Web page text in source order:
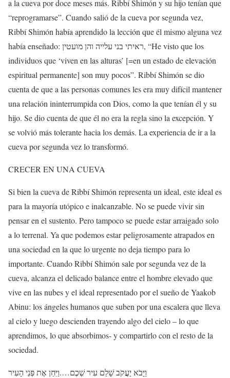
a la cueva por doce meses más. Ribbí Shimón y su hijo tenían que
“reprogramarse”. Cuando salió de la cueva por segunda vez,
Ribbí Shimón había aprendido la lección que él mismo alguna vez
había enseñado:
ראיתי בני עלייה והןמועטין
, “He visto que los
individuos que ‘viven en las alturas’ [=en un estado de elevación
espiritual permanente] son muy pocos”. Ribbí Shimón se dio
cuenta de que a las personas comunes les era muy difícil mantener
una relación ininterrumpida con Dios, como la que tenían él y su
hijo. Se dio cuenta de que él no era la regla sino la excepción. Y
se volvió más tolerante hacia los demás. La experiencia de ir a la
cueva por segunda vez lo transformó.
CRECER EN UNA CUEVA
Si bien la cueva de Ribbí Shimón representa un ideal, este ideal es
para la mayoría utópico e inalcanzable. No se puede vivir sin
pensar en el sustento. Pero tampoco se puede estar arraigado solo
a lo terrenal. Ya que podemos estar peligrosamente atrapados en
una sociedad en la que lo urgente no deja tiempo para lo
importante. Cuando Ribbí Shimón sale por segunda vez de la
cueva, alcanza el delicado balance entre el hombre elevado que
vive en las nubes y el ideal representado por el sueño de Yaakob
Abinu: los ángeles humanos que suben por una escalera que lleva
al cielo y luego descienden trayendo algo del cielo – lo que
aprendimos, lo que absorbimos- y compartirlo con el resto de la
sociedad.
וַיָּבֹא יַעֲקֹב שָׁלֵם עִיר שְׁכֶם….וַיִּחַן אֶת פְּנֵי הָעִיר